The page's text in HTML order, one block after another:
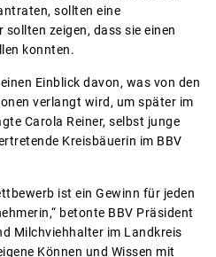
sollten eine
zeigen, dass sie einen
konnten.
Einblick davon, was von den
verlangt wird, um später im
Carola Reiner, selbst junge
Kreisbäuerin im BBV
ist ein Gewinn für jeden
betonte BBV Präsident
Milchviehhalter im Landkreis
Können und Wissen mit